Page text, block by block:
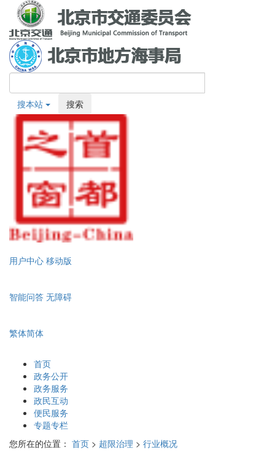
搜本站 搜索
用户中心 移动版
智能问答 无障碍
繁体简体
首页
政务公开
政务服务
政民互动
便民服务
专题专栏
您所在的位置： 首页 > 超限治理 > 行业概况